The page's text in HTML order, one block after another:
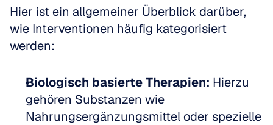
Hier ist ein allgemeiner Überblick darüber,
wie Interventionen häufig kategorisiert
werden:
Biologisch basierte Therapien: Hierzu
gehören Substanzen wie
Nahrungsergänzungsmittel oder spezielle